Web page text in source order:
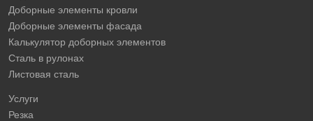
Доборные элементы кровли
Доборные элементы фасада
Калькулятор доборных элементов
Сталь в рулонах
Листовая сталь
Услуги
Резка